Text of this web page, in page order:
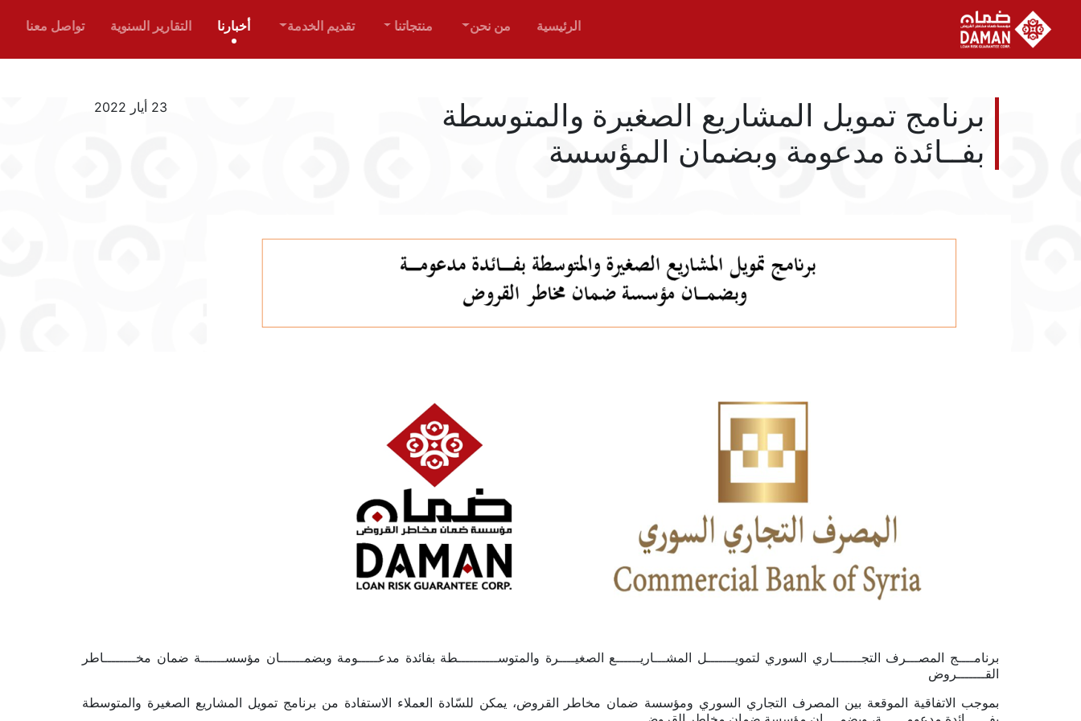
الرئيسية من نحن منتجاتنا ﺗﻘﺪﻳﻢ اﻟﺨﺪﻣﺔ أخبارنا التقارير السنوية تواصل معنا
برنامج تمويل المشاريع الصغيرة والمتوسطة
بفــائدة مدعومة وبضمان المؤسسة
23 أيار 2022
برنامــــج المصـــرف التجـــــــاري السوري لتمويـــــــل المشـــاريــــــع الصغيــــرة والمتوســــــــــطة بفائدة مدعـــــومة وبضمــــــان مؤسســــــة ضمان مخــــــــاطر
القـــــــروض
بموجب الاتفاقية الموقعة بين المصرف التجاري السوري ومؤسسة ضمان مخاطر القروض، يمكن للسّادة العملاء الاستفادة من برنامج تمويل المشاريع الصغيرة والمتوسطة